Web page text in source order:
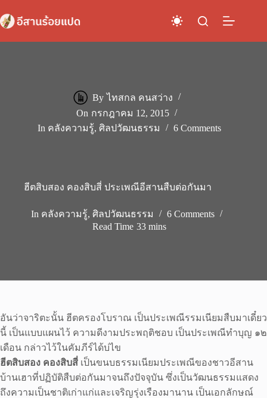
to
content
By ไทสกล คนสว่าง
On กรกฎาคม 12, 2015
In คลังความรู้,ศิลปวัฒนธรรม 6 Comments
ฮีตสิบสอง คองสิบสี่ ประเพณีอีสานสืบต่อกันมา
In คลังความรู้,ศิลปวัฒนธรรม
6 Comments
Read Time 33 mins
อันว่าจาริตะนั้น ฮีตครองโบราณ เป็นประเพณีรรมเนียมสืบมาเดี๋ยว
นี้ เป็นแบบแผนไว้ ความดีงามประพฤติชอบ เป็นประเพณีทำบุญ ๑๒
เดือน กล่าวไว้ในคัมภีร์ได้บ่ไข
ฮีตสิบสอง คองสิบสี่ เป็นขนบธรรมเนียมประเพณีของชาวอีสาน
บ้านเฮาที่ปฏิบัติสืบต่อกันมาจนถึงปัจจุบัน ซึ่งเป็นวัฒนธรรมแสดง
ถึงความเป็นชาติเก่าแก่และเจริญรุ่งเรืองมานาน เป็นเอกลักษณ์